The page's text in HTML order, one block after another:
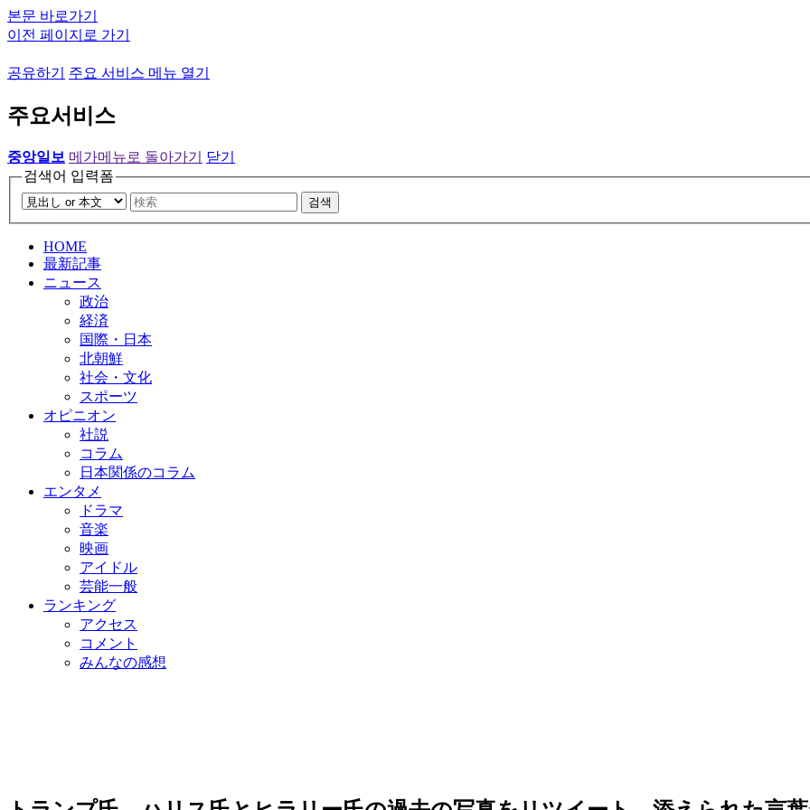
본문 바로가기
이전 페이지로 가기
공유하기 주요 서비스 메뉴 열기
주요서비스
중앙일보 메가메뉴로 돌아가기
닫기
검색어 입력폼
검색
HOME
最新記事
ニュース
政治
経済
国際・日本
北朝鮮
社会・文化
スポーツ
オピニオン
社説
コラム
日本関係のコラム
エンタメ
ドラマ
音楽
映画
アイドル
芸能一般
ランキング
アクセス
コメント
みんなの感想